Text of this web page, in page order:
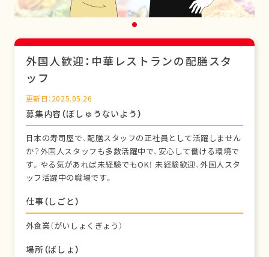
外国人歓迎：中華レストランの配膳スタ
ッフ
更新日：2025.05.26
募集内容（ぼしゅうないよう）
日本の寿司屋で、配膳スタッフの正社員として活躍しません
か？外国人スタッフも多数活躍中で、安心して働ける環境で
す。やる気があれば未経験でもOK！ 未経験歓迎、外国人スタ
ッフ活躍中の職場です。
仕事（しごと）
外食業（がいしょくぎょう）
場所（ばしょ）